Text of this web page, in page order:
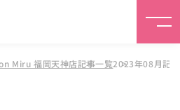
Miru 福岡天神店記事一覧2023年08月記